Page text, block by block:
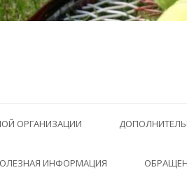
ОРГАНИЗАЦИИ
ИНФОРМАЦИЯ